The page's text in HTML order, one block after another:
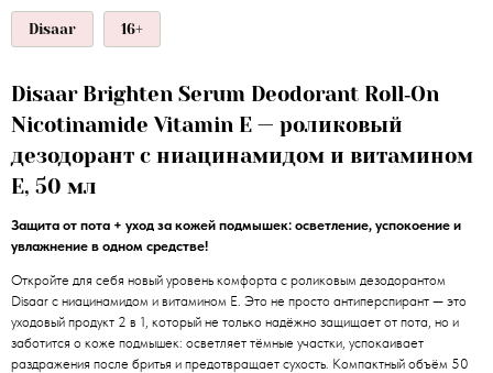
Disaar 16+
Disaar Brighten Serum Deodorant Roll‑On
Nicotinamide Vitamin E — роликовый
дезодорант с ниацинамидом и витамином
E, 50 мл
Защита от пота + уход за кожей подмышек: осветление, успокоение и
увлажнение в одном средстве!
Откройте для себя новый уровень комфорта с роликовым дезодорантом
Disaar с ниацинамидом и витамином E. Это не просто антиперспирант — это
уходовый продукт 2 в 1, который не только надёжно защищает от пота, но и
заботится о коже подмышек: осветляет тёмные участки, успокаивает
раздражения после бритья и предотвращает сухость. Компактный объём 50